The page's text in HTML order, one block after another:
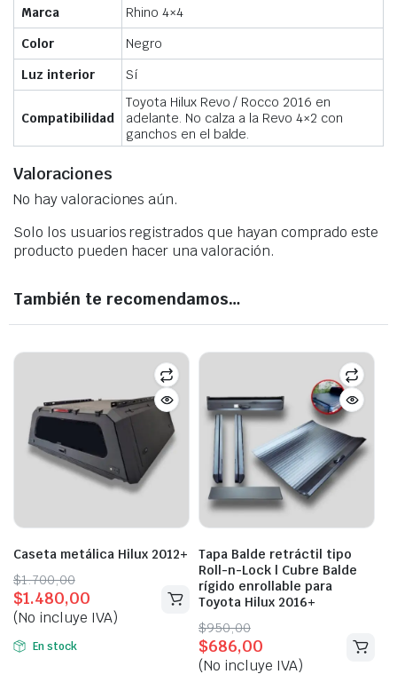
Marca
Rhino 4×4
Color
Negro
Luz interior
Sí
Compatibilidad
Toyota Hilux Revo / Rocco 2016 en
adelante. No calza a la Revo 4×2 con
ganchos en el balde.
Valoraciones
No hay valoraciones aún.
Solo los usuarios registrados que hayan comprado este
producto pueden hacer una valoración.
También te recomendamos…
Caseta metálica Hilux 2012+
$1.700,00
Original
price
was:
$1.700,00.
$1.480,00
Current
price
is:
$1.480,00.
(No incluye IVA)
En stock
Tapa Balde retráctil tipo
Roll-n-Lock | Cubre Balde
rígido enrollable para
Toyota Hilux 2016+
$950,00
Original
price
was:
$686,00
Current
price
is:
(No incluye IVA)